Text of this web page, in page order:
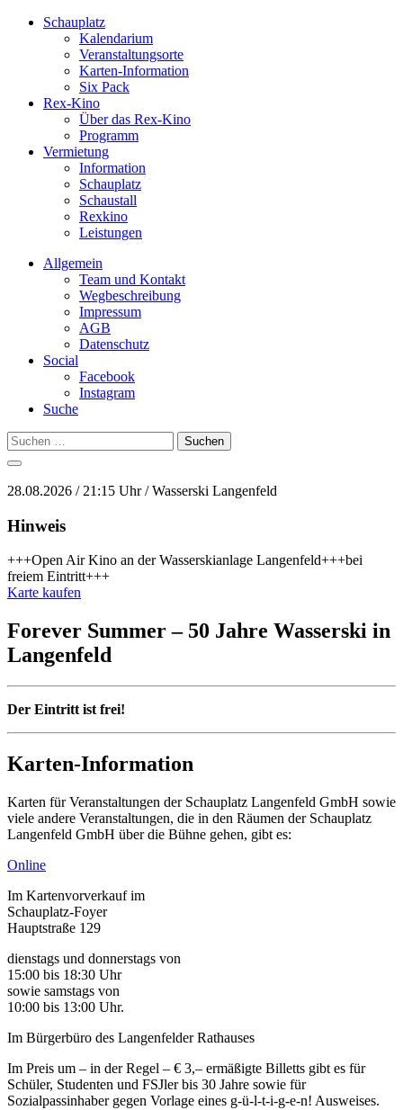
Schauplatz
Kalendarium
Veranstaltungsorte
Karten-Information
Six Pack
Rex-Kino
Über das Rex-Kino
Programm
Vermietung
Information
Schauplatz
Schaustall
Rexkino
Leistungen
Allgemein
Team und Kontakt
Wegbeschreibung
Impressum
AGB
Datenschutz
Social
Facebook
Instagram
Suche
Suchen
nach:
28.08.2026 / 21:15 Uhr / Wasserski Langenfeld
Hinweis
+++Open Air Kino an der Wasserskianlage Langenfeld+++bei
freiem Eintritt+++
Karte kaufen
Forever Summer – 50 Jahre Wasserski in
Langenfeld
Der Eintritt ist frei!
Karten-Information
Karten für Veranstaltungen der Schauplatz Langenfeld GmbH sowie
viele andere Veranstaltungen, die in den Räumen der Schauplatz
Langenfeld GmbH über die Bühne gehen, gibt es:
Online
Im Kartenvorverkauf im
Schauplatz-Foyer
Hauptstraße 129
dienstags und donnerstags von
15:00 bis 18:30 Uhr
sowie samstags von
10:00 bis 13:00 Uhr.
Im Bürgerbüro des Langenfelder Rathauses
Im Preis um – in der Regel – € 3,– ermäßigte Billetts gibt es für
Schüler, Studenten und FSJler bis 30 Jahre sowie für
Sozialpassinhaber gegen Vorlage eines g-ü-l-t-i-g-e-n! Ausweises.